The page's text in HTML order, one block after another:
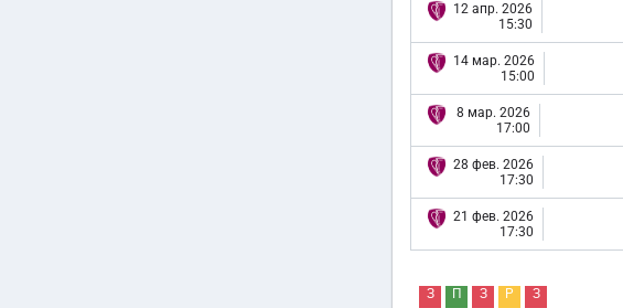
12 апр. 2026
15:30
14 мар. 2026
15:00
8 мар. 2026
17:00
28 фев. 2026
17:30
21 фев. 2026
17:30
З П З Р З